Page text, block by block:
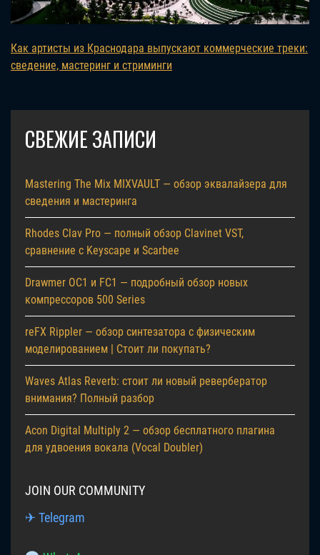
Как артисты из Краснодара выпускают коммерческие треки:
сведение, мастеринг и стриминги
СВЕЖИЕ ЗАПИСИ
Mastering The Mix MIXVAULT — обзор эквалайзера для
сведения и мастеринга
Rhodes Clav Pro — полный обзор Clavinet VST,
сравнение с Keyscape и Scarbee
Drawmer OC1 и FC1 — подробный обзор новых
компрессоров 500 Series
reFX Rippler — обзор синтезатора с физическим
моделированием | Стоит ли покупать?
Waves Atlas Reverb: стоит ли новый ревербератор
внимания? Полный разбор
Acon Digital Multiply 2 — обзор бесплатного плагина
для удвоения вокала (Vocal Doubler)
JOIN OUR COMMUNITY
✈ Telegram